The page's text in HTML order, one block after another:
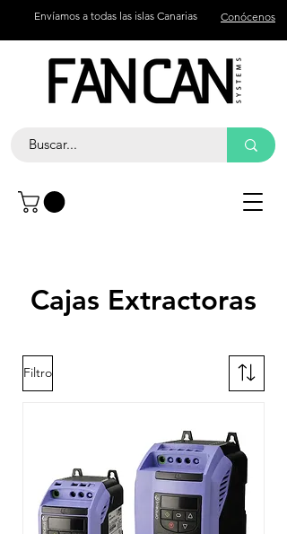
Envíamos a todas las islas Canarias Conócenos
Contacto
Llama +34 672 774 327
Cajas Extractoras
Filtro